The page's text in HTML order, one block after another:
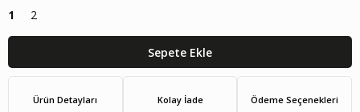
1 2
Ürün Detayları Kolay İade Ödeme Seçenekleri